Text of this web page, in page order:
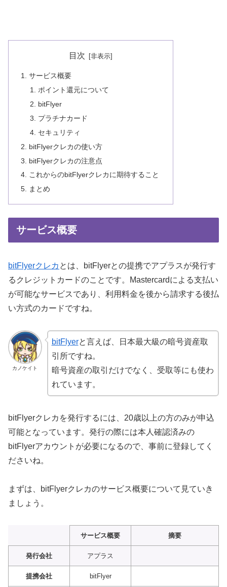
目次
サービス概要
ポイント還元について
bitFlyer
プラチナカード
セキュリティ
bitFlyerクレカの使い方
bitFlyerクレカの注意点
これからのbitFlyerクレカに期待すること
まとめ
サービス概要
bitFlyerクレカ とは、bitFlyerとの提携でアプラスが発行す
るクレジットカードのことです。Mastercardによる支払い
が可能なサービスであり、利用料金を後から請求する後払
い方式のカードですね。
カノケイト
bitFlyerと言えば、日本最大級の暗号資産取
引所ですね。
暗号資産の取引だけでなく、受取等にも使わ
れています。
bitFlyerクレカを発行するには、20歳以上の方のみが申込
可能となっています。発行の際には本人確認済みの
bitFlyerアカウントが必要になるので、事前に登録してく
ださいね。
まずは、bitFlyerクレカのサービス概要について見ていき
ましょう。
サービス概要 摘要
発行会社 アプラス
提携会社 bitFlyer